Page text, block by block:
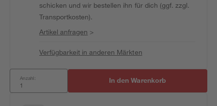
schicken und wir bestellen ihn für dich (ggf. zzgl.
Transportkosten).
Artikel anfragen >
Verfügbarkeit in anderen Märkten
Anzahl: In den Warenkorb